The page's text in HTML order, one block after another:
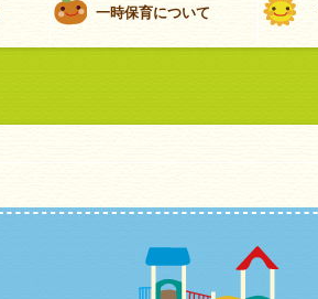
一時保育について